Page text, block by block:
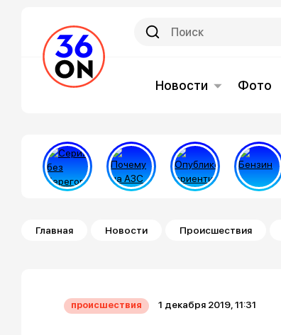
Новости Фото
Строка навигации
Главная Новости Происшествия
происшествия 1 декабря 2019, 11:31